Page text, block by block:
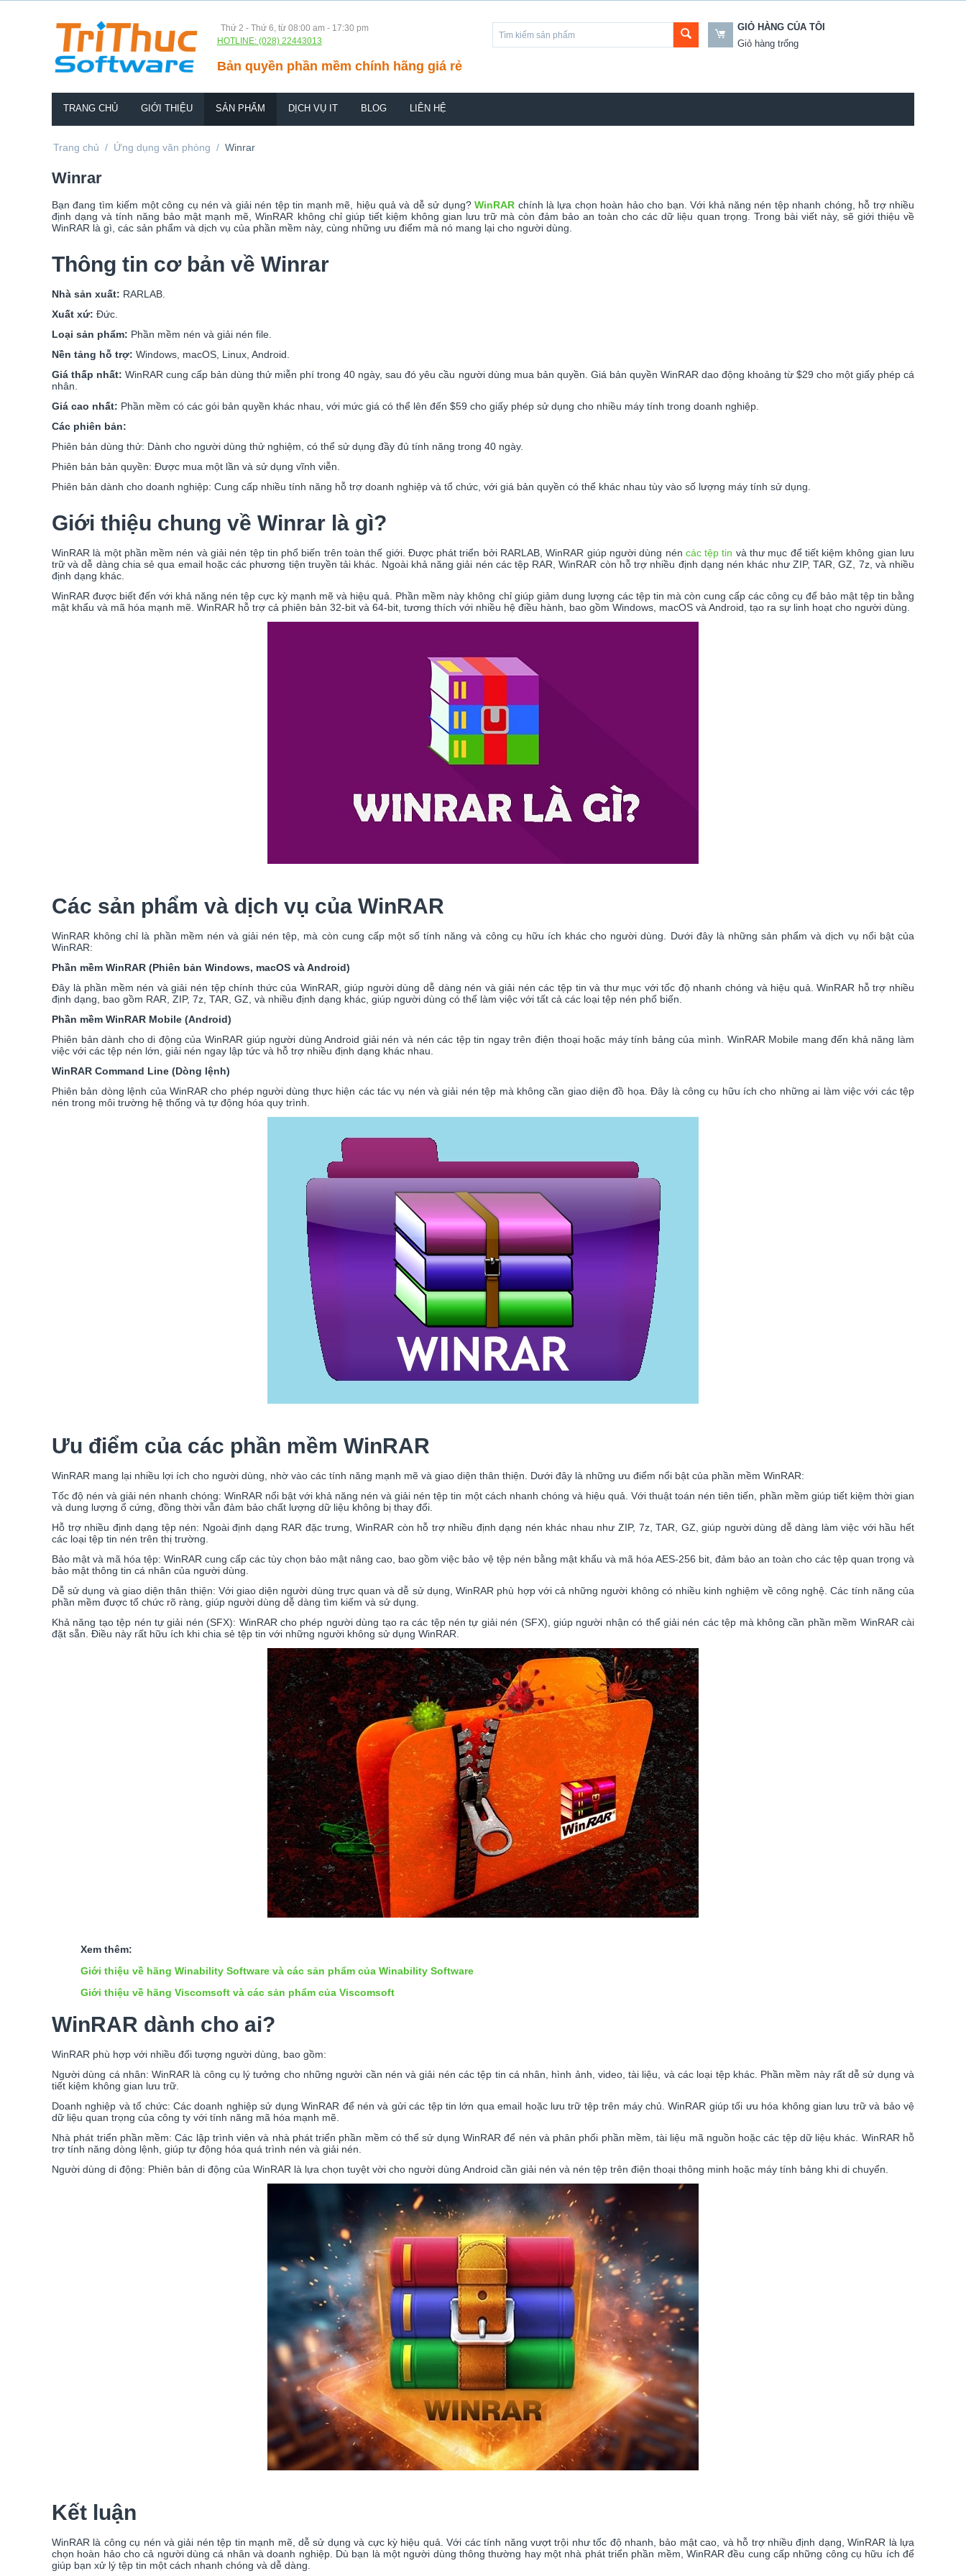
Thứ 2 - Thứ 6, từ 08:00 am - 17:30 pm
HOTLINE: (028) 22443013
Bản quyền phần mềm chính hãng giá rẻ
GIỎ HÀNG CỦA TÔI
Giỏ hàng trống
TRANG CHỦ GIỚI THIỆU SẢN PHẨM DỊCH VỤ IT BLOG LIÊN HỆ
Trang chủ / Ứng dụng văn phòng / Winrar
Winrar
Bạn đang tìm kiếm một công cụ nén và giải nén tệp tin mạnh mẽ, hiệu quả và dễ sử dụng?WinRAR chính là lựa chọn hoàn hảo cho bạn. Với khả năng nén tệp nhanh chóng, hỗ trợ nhiều
định dạng và tính năng bảo mật mạnh mẽ, WinRAR không chỉ giúp tiết kiệm không gian lưu trữ mà còn đảm bảo an toàn cho các dữ liệu quan trọng. Trong bài viết này, sẽ giới thiệu về
WinRAR là gì, các sản phẩm và dịch vụ của phần mềm này, cùng những ưu điểm mà nó mang lại cho người dùng.
Thông tin cơ bản về Winrar
Nhà sản xuất: RARLAB.
Xuất xứ: Đức.
Loại sản phẩm: Phần mềm nén và giải nén file.
Nền tảng hỗ trợ: Windows, macOS, Linux, Android.
Giá thấp nhất:WinRAR cung cấp bản dùng thử miễn phí trong 40 ngày, sau đó yêu cầu người dùng mua bản quyền. Giá bản quyền WinRAR dao động khoảng từ $29 cho một giấy phép cá
nhân.
Giá cao nhất: Phần mềm có các gói bản quyền khác nhau, với mức giá có thể lên đến $59 cho giấy phép sử dụng cho nhiều máy tính trong doanh nghiệp.
Các phiên bản:
Phiên bản dùng thử: Dành cho người dùng thử nghiệm, có thể sử dụng đầy đủ tính năng trong 40 ngày.
Phiên bản bản quyền: Được mua một lần và sử dụng vĩnh viễn.
Phiên bản dành cho doanh nghiệp: Cung cấp nhiều tính năng hỗ trợ doanh nghiệp và tổ chức, với giá bản quyền có thể khác nhau tùy vào số lượng máy tính sử dụng.
Giới thiệu chung về Winrar là gì?
WinRAR là một phần mềm nén và giải nén tệp tin phổ biến trên toàn thế giới. Được phát triển bởi RARLAB, WinRAR giúp người dùng nén các tệp tin và thư mục để tiết kiệm không gian lưu
trữ và dễ dàng chia sẻ qua email hoặc các phương tiện truyền tải khác. Ngoài khả năng giải nén các tệp RAR, WinRAR còn hỗ trợ nhiều định dạng nén khác như ZIP, TAR, GZ, 7z, và nhiều
định dạng khác.
WinRAR được biết đến với khả năng nén tệp cực kỳ mạnh mẽ và hiệu quả. Phần mềm này không chỉ giúp giảm dung lượng các tệp tin mà còn cung cấp các công cụ để bảo mật tệp tin bằng
mật khẩu và mã hóa mạnh mẽ. WinRAR hỗ trợ cả phiên bản 32-bit và 64-bit, tương thích với nhiều hệ điều hành, bao gồm Windows, macOS và Android, tạo ra sự linh hoạt cho người dùng.
Các sản phẩm và dịch vụ của WinRAR
WinRAR không chỉ là phần mềm nén và giải nén tệp, mà còn cung cấp một số tính năng và công cụ hữu ích khác cho người dùng. Dưới đây là những sản phẩm và dịch vụ nổi bật của
WinRAR:
Phần mềm WinRAR (Phiên bản Windows, macOS và Android)
Đây là phần mềm nén và giải nén tệp chính thức của WinRAR, giúp người dùng dễ dàng nén và giải nén các tệp tin và thư mục với tốc độ nhanh chóng và hiệu quả. WinRAR hỗ trợ nhiều
định dạng, bao gồm RAR, ZIP, 7z, TAR, GZ, và nhiều định dạng khác, giúp người dùng có thể làm việc với tất cả các loại tệp nén phổ biến.
Phần mềm WinRAR Mobile (Android)
Phiên bản dành cho di động của WinRAR giúp người dùng Android giải nén và nén các tệp tin ngay trên điện thoại hoặc máy tính bảng của mình. WinRAR Mobile mang đến khả năng làm
việc với các tệp nén lớn, giải nén ngay lập tức và hỗ trợ nhiều định dạng khác nhau.
WinRAR Command Line (Dòng lệnh)
Phiên bản dòng lệnh của WinRAR cho phép người dùng thực hiện các tác vụ nén và giải nén tệp mà không cần giao diện đồ họa. Đây là công cụ hữu ích cho những ai làm việc với các tệp
nén trong môi trường hệ thống và tự động hóa quy trình.
Ưu điểm của các phần mềm WinRAR
WinRAR mang lại nhiều lợi ích cho người dùng, nhờ vào các tính năng mạnh mẽ và giao diện thân thiện. Dưới đây là những ưu điểm nổi bật của phần mềm WinRAR:
Tốc độ nén và giải nén nhanh chóng: WinRAR nổi bật với khả năng nén và giải nén tệp tin một cách nhanh chóng và hiệu quả. Với thuật toán nén tiên tiến, phần mềm giúp tiết kiệm thời gian
và dung lượng ổ cứng, đồng thời vẫn đảm bảo chất lượng dữ liệu không bị thay đổi.
Hỗ trợ nhiều định dạng tệp nén: Ngoài định dạng RAR đặc trưng, WinRAR còn hỗ trợ nhiều định dạng nén khác nhau như ZIP, 7z, TAR, GZ, giúp người dùng dễ dàng làm việc với hầu hết
các loại tệp tin nén trên thị trường.
Bảo mật và mã hóa tệp: WinRAR cung cấp các tùy chọn bảo mật nâng cao, bao gồm việc bảo vệ tệp nén bằng mật khẩu và mã hóa AES-256 bit, đảm bảo an toàn cho các tệp quan trọng và
bảo mật thông tin cá nhân của người dùng.
Dễ sử dụng và giao diện thân thiện: Với giao diện người dùng trực quan và dễ sử dụng, WinRAR phù hợp với cả những người không có nhiều kinh nghiệm về công nghệ. Các tính năng của
phần mềm được tổ chức rõ ràng, giúp người dùng dễ dàng tìm kiếm và sử dụng.
Khả năng tạo tệp nén tự giải nén (SFX): WinRAR cho phép người dùng tạo ra các tệp nén tự giải nén (SFX), giúp người nhận có thể giải nén các tệp mà không cần phần mềm WinRAR cài
đặt sẵn. Điều này rất hữu ích khi chia sẻ tệp tin với những người không sử dụng WinRAR.
Xem thêm:
Giới thiệu về hãng Winability Software và các sản phẩm của Winability Software
Giới thiệu về hãng Viscomsoft và các sản phẩm của Viscomsoft
WinRAR dành cho ai?
WinRAR phù hợp với nhiều đối tượng người dùng, bao gồm:
Người dùng cá nhân: WinRAR là công cụ lý tưởng cho những người cần nén và giải nén các tệp tin cá nhân, hình ảnh, video, tài liệu, và các loại tệp khác. Phần mềm này rất dễ sử dụng và
tiết kiệm không gian lưu trữ.
Doanh nghiệp và tổ chức: Các doanh nghiệp sử dụng WinRAR để nén và gửi các tệp tin lớn qua email hoặc lưu trữ tệp trên máy chủ. WinRAR giúp tối ưu hóa không gian lưu trữ và bảo vệ
dữ liệu quan trọng của công ty với tính năng mã hóa mạnh mẽ.
Nhà phát triển phần mềm: Các lập trình viên và nhà phát triển phần mềm có thể sử dụng WinRAR để nén và phân phối phần mềm, tài liệu mã nguồn hoặc các tệp dữ liệu khác. WinRAR hỗ
trợ tính năng dòng lệnh, giúp tự động hóa quá trình nén và giải nén.
Người dùng di động: Phiên bản di động của WinRAR là lựa chọn tuyệt vời cho người dùng Android cần giải nén và nén tệp trên điện thoại thông minh hoặc máy tính bảng khi di chuyển.
Kết luận
WinRAR là công cụ nén và giải nén tệp tin mạnh mẽ, dễ sử dụng và cực kỳ hiệu quả. Với các tính năng vượt trội như tốc độ nhanh, bảo mật cao, và hỗ trợ nhiều định dạng, WinRAR là lựa
chọn hoàn hảo cho cả người dùng cá nhân và doanh nghiệp. Dù bạn là một người dùng thông thường hay một nhà phát triển phần mềm, WinRAR đều cung cấp những công cụ hữu ích để
giúp bạn xử lý tệp tin một cách nhanh chóng và dễ dàng.